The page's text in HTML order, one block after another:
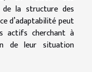
la structure des
d’adaptabilité peut
actifs cherchant à
de leur situation